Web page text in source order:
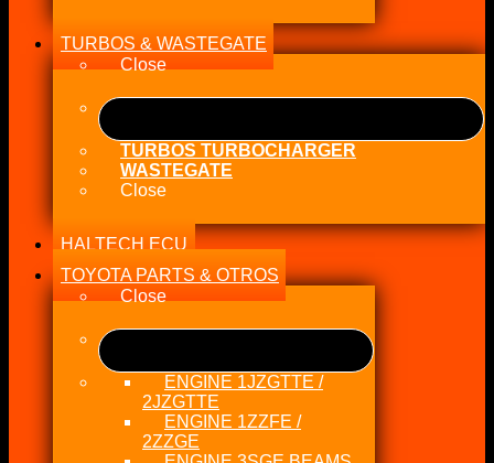
TURBOS & WASTEGATE
Close
TURBOS TURBOCHARGER
WASTEGATE
Close
HALTECH ECU
TOYOTA PARTS & OTROS
Close
ENGINE 1JZGTTE /
2JZGTTE
ENGINE 1ZZFE /
2ZZGE